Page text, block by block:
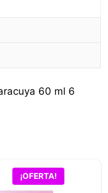
60 ml 6
¡OFERTA!